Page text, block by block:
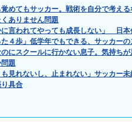
めてもサッカー。戦術を自分で考え
ありません問題
に言われてやっても成長しない」 日
た４歩」低学年でもできる、サッカー
にスクールに行かない息子。気持ち
題
も見れないし、止まれない」サッカー
具合